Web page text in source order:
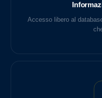
Accesso libero al